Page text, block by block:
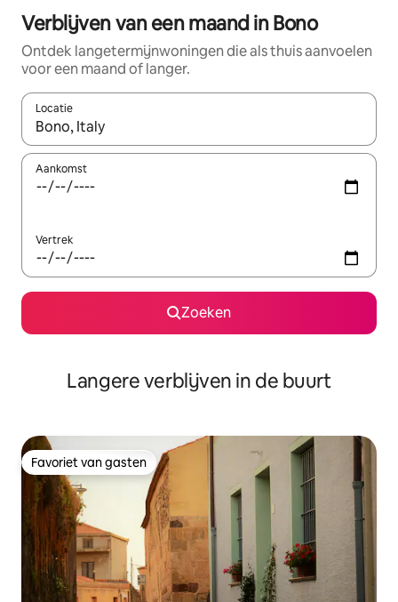
Verblijven van een maand in Bono
Ontdek langetermijnwoningen die als thuis aanvoelen
voor een maand of langer.
Locatie
Wanneer er resultaten beschikbaar zijn, maak je een keuze
Aankomst
Vertrek
Zoeken
Langere verblijven in de buurt
Favoriet van gasten
Favoriet van gasten